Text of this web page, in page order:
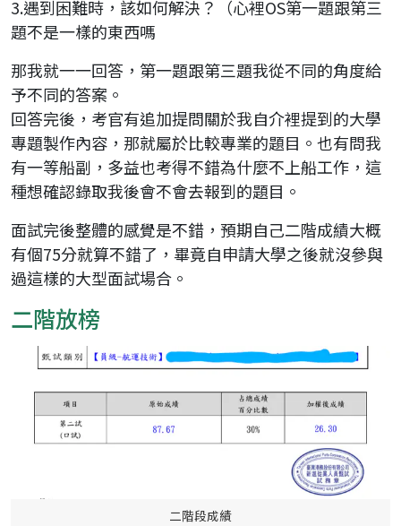
3.遇到困難時，該如何解決？（心裡OS第一題跟第三
題不是一樣的東西嗎
那我就一一回答，第一題跟第三題我從不同的角度給
予不同的答案。
回答完後，考官有追加提問關於我自介裡提到的大學
專題製作內容，那就屬於比較專業的題目。也有問我
有一等船副，多益也考得不錯為什麼不上船工作，這
種想確認錄取我後會不會去報到的題目。
面試完後整體的感覺是不錯，預期自己二階成績大概
有個75分就算不錯了，畢竟自申請大學之後就沒參與
過這樣的大型面試場合。
二階放榜
二階段成績